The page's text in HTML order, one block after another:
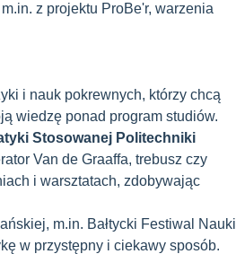
z projektu ProBe'r, warzenia
i nauk pokrewnych, którzy chcą
wiedzę ponad program studiów.
Stosowanej Politechniki
Van de Graaffa, trebusz czy
i warsztatach, zdobywając
m.in. Bałtycki Festiwal Nauki
w przystępny i ciekawy sposób.